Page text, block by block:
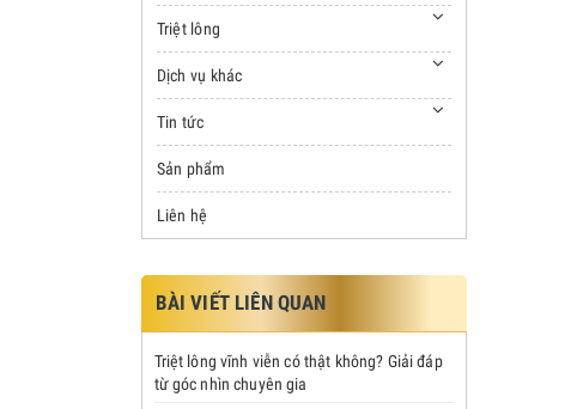
Triệt lông
Dịch vụ khác
Tin tức
Sản phẩm
Liên hệ
BÀI VIẾT LIÊN QUAN
Triệt lông vĩnh viễn có thật không? Giải đáp
từ góc nhìn chuyên gia